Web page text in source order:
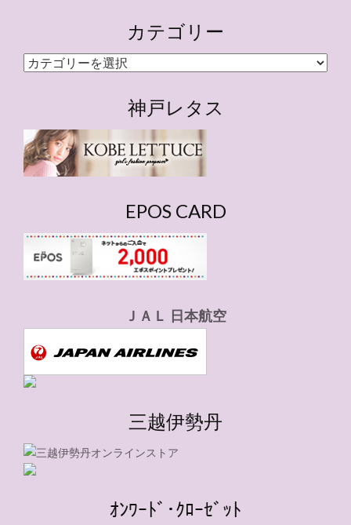
カテゴリー
カ
ー
神戸レタス
EPOS CARD
ＪＡＬ 日本航空
三越伊勢丹
ｵﾝﾜｰﾄﾞ･ｸﾛｰｾﾞｯﾄ